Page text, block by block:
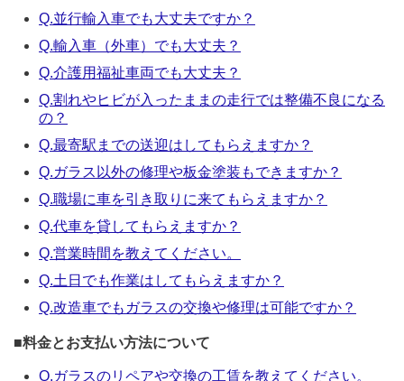
Q.並行輸入車でも大丈夫ですか？
Q.輸入車（外車）でも大丈夫？
Q.介護用福祉車両でも大丈夫？
Q.割れやヒビが入ったままの走行では整備不良になる
の？
Q.最寄駅までの送迎はしてもらえますか？
Q.ガラス以外の修理や板金塗装もできますか？
Q.職場に車を引き取りに来てもらえますか？
Q.代車を貸してもらえますか？
Q.営業時間を教えてください。
Q.土日でも作業はしてもらえますか？
Q.改造車でもガラスの交換や修理は可能ですか？
■料金とお支払い方法について
Q.ガラスのリペアや交換の工賃を教えてください。